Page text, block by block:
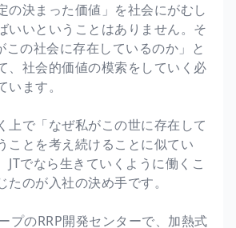
の決まった価値」を社会にがむし
いいということはありません。そ
この社会に存在しているのか」と
、社会的価値の模索をしていく必
ます。
上で「なぜ私がこの世に存在して
ことを考え続けることに似てい
JTでなら生きていくように働くこ
たのが入社の決め手です。
プのRRP開発センターで、加熱式